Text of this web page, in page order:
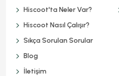
Hiscoot'ta Neler Var?
Hiscoot Nasıl Çalışır?
Sıkça Sorulan Sorular
Blog
İletişim